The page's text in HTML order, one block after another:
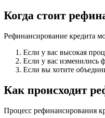
Когда стоит
Рефинансирование кредита
Если у вас высокая
Если у вас изменились
Если вы хотите
Как происходит
Процесс рефинансирования